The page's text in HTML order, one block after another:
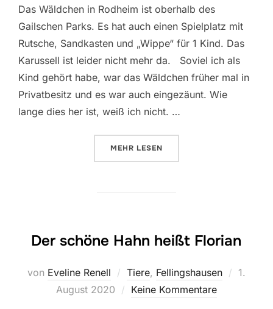
Das Wäldchen in Rodheim ist oberhalb des
Gailschen Parks. Es hat auch einen Spielplatz mit
Rutsche, Sandkasten und „Wippe“ für 1 Kind. Das
Karussell ist leider nicht mehr da. Soviel ich als
Kind gehört habe, war das Wäldchen früher mal in
Privatbesitz und es war auch eingezäunt. Wie
lange dies her ist, weiß ich nicht. …
MEHR ÜBER „UNSER „WÄLDCHEN“ IN
LESEN
Der schöne Hahn heißt Florian
von Eveline Renell Tiere, Fellingshausen
1.
August 2020
Keine Kommentare